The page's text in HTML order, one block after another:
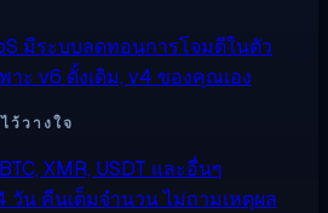
มีระบบลดทอนการโจมตีในตัว
าะ v6 ดั้งเดิม, v4 ของคุณเอง
ว้วางใจ
BTC, XMR, USDT และอื่นๆ
วัน คืนเต็มจำนวน ไม่ถามเหตุผล